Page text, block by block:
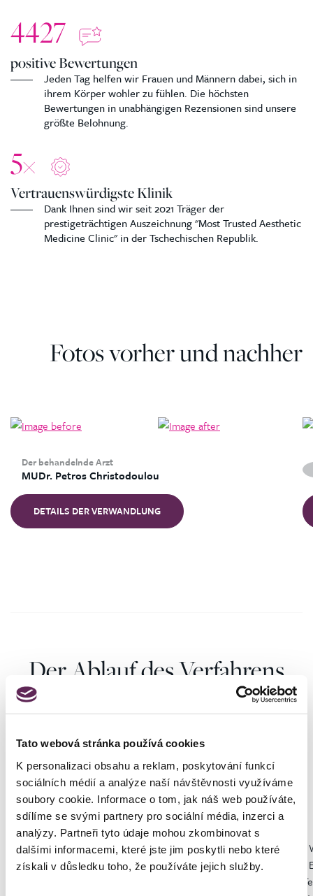
Tato webová stránka používá cookies
K personalizaci obsahu a reklam, poskytování funkcí
sociálních médií a analýze naší návštěvnosti využíváme
soubory cookie. Informace o tom, jak náš web používáte,
sdílíme se svými partnery pro sociální média, inzerci a
analýzy. Partneři tyto údaje mohou zkombinovat s
dalšími informacemi, které jste jim poskytli nebo které
získali v důsledku toho, že používáte jejich služby.
4427
positive Bewertungen
Jeden Tag helfen wir Frauen und Männern dabei, sich in
ihrem Körper wohler zu fühlen. Die höchsten
Bewertungen in unabhängigen Rezensionen sind unsere
größte Belohnung.
5×
Vertrauenswürdigste Klinik
Dank Ihnen sind wir seit 2021 Träger der
prestigeträchtigen Auszeichnung "Most Trusted Aesthetic
Medicine Clinic" in der Tschechischen Republik.
Fotos vorher und nachher
Der behandelnde Arzt
MUDr. Petros Christodoulou
DETAILS DER VERWANDLUNG
Der Ablauf des Verfahrens
Konsultation
Ihr erster Termin findet bei dem Chirurgen Ihrer Wahl statt. Der
Chirurg wird Ihren Gesundheitszustand und Ihre Hautqualität
beurteilen und gemeinsam mit Ihnen die am besten geeignete
Technik finden, um das gewünschte Ergebnis zu erzielen. Wenn